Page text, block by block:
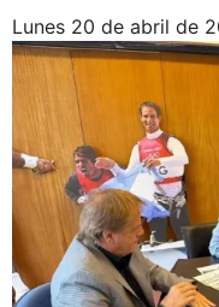
lunes 20 de abril de